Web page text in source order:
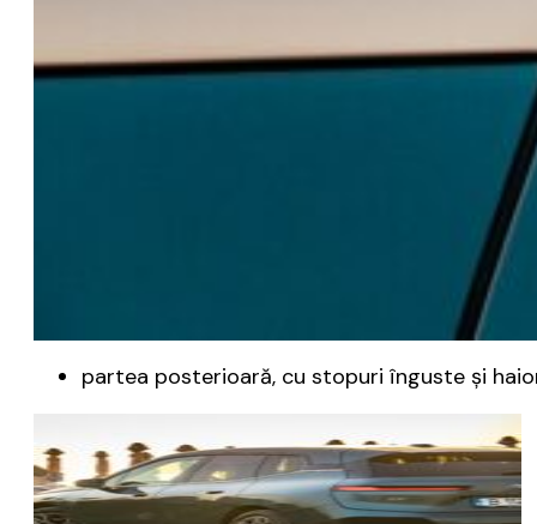
partea posterioară, cu stopuri înguste și